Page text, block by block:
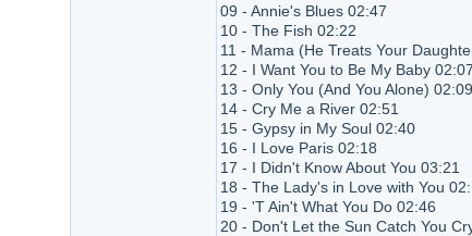
09 - Annie's Blues 02:47
10 - The Fish 02:22
11 - Mama (He Treats Your
12 - I Want You to Be My Baby 02:07
13 - Only You (And You Alone) 02:09
14 - Cry Me a River 02:51
15 - Gypsy in My Soul 02:40
16 - I Love Paris 02:18
17 - I Didn't Know About You 03:21
18 - The Lady's in Love with You
19 - 'T Ain't What You Do 02:46
20 - Don't Let the Sun Catch You